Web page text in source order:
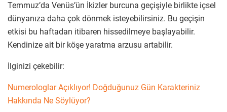
Temmuz’da Venüs’ün İkizler burcuna geçişiyle birlikte içsel
dünyanıza daha çok dönmek isteyebilirsiniz. Bu geçişin
etkisi bu haftadan itibaren hissedilmeye başlayabilir.
Kendinize ait bir köşe yaratma arzusu artabilir.
İlginizi çekebilir:
Numerologlar Açıklıyor! Doğduğunuz Gün Karakteriniz
Hakkında Ne Söylüyor?